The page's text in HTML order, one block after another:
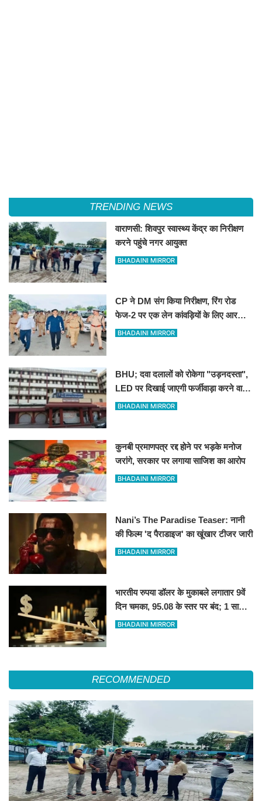
TRENDING NEWS
वाराणसी: शिवपुर स्वास्थ्य केंद्र का निरीक्षण
करने पहुंचे नगर आयुक्त
BHADAINI MIRROR
CP ने DM संग किया निरीक्षण, रिंग रोड
फेज-2 पर एक लेन कांवड़ियों के लिए आरक्षित
रखने के निर्देश
BHADAINI MIRROR
BHU; दवा दलालों को रोकेगा "उड़नदस्ता",
LED पर दिखाई जाएगी फर्जीवाड़ा करने वालों
की तस्वीर
BHADAINI MIRROR
कुनबी प्रमाणपत्र रद्द होने पर भड़के मनोज
जरांगे, सरकार पर लगाया साजिश का आरोप
BHADAINI MIRROR
Nani’s The Paradise Teaser: नानी
की फिल्म 'द पैराडाइज' का खूंखार टीजर जारी
BHADAINI MIRROR
भारतीय रुपया डॉलर के मुकाबले लगातार 9वें
दिन चमका, 95.08 के स्तर पर बंद; 1 साल
की सबसे लंबी तेजी
BHADAINI MIRROR
RECOMMENDED